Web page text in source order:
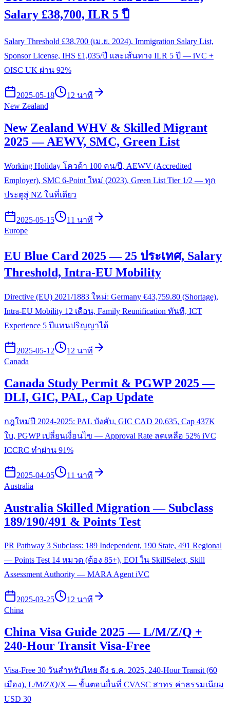
Salary £38,700, ILR 5 ปี
Salary Threshold £38,700 (เม.ย. 2024), Immigration Salary List,
Sponsor License, IHS £1,035/ปี และเส้นทาง ILR 5 ปี — iVC +
OISC UK ผ่าน 92%
2025-05-18
12 นาที
New Zealand
New Zealand WHV & Skilled Migrant
2025 — AEWV, SMC, Green List
Working Holiday โควต้า 100 คน/ปี, AEWV (Accredited
Employer), SMC 6-Point ใหม่ (2023), Green List Tier 1/2 — ทุก
ประตูสู่ NZ ในที่เดียว
2025-05-15
11 นาที
Europe
EU Blue Card 2025 — 25 ประเทศ, Salary
Threshold, Intra-EU Mobility
Directive (EU) 2021/1883 ใหม่: Germany €43,759.80 (Shortage),
Intra-EU Mobility 12 เดือน, Family Reunification ทันที, ICT
Experience 5 ปีแทนปริญญาได้
2025-05-12
12 นาที
Canada
Canada Study Permit & PGWP 2025 —
DLI, GIC, PAL, Cap Update
กฎใหม่ปี 2024-2025: PAL บังคับ, GIC CAD 20,635, Cap 437K
ใบ, PGWP เปลี่ยนเงื่อนไข — Approval Rate ลดเหลือ 52% iVC
ICCRC ทำผ่าน 91%
2025-04-05
11 นาที
Australia
Australia Skilled Migration — Subclass
189/190/491 & Points Test
PR Pathway 3 Subclass: 189 Independent, 190 State, 491 Regional
— Points Test 14 หมวด (ต้อง 85+), EOI ใน SkillSelect, Skill
Assessment Authority — MARA Agent iVC
2025-03-25
12 นาที
China
China Visa Guide 2025 — L/M/Z/Q +
240-Hour Transit Visa-Free
Visa-Free 30 วันสำหรับไทย ถึง ธ.ค. 2025, 240-Hour Transit (60
เมือง), L/M/Z/Q/X — ขั้นตอนยื่นที่ CVASC สาทร ค่าธรรมเนียม
USD 30